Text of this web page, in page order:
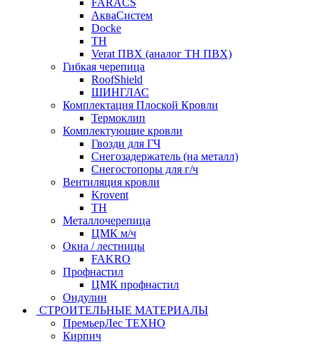
FARACS
АкваСистем
Docke
ТН
Verat ПВХ (аналог ТН ПВХ)
Гибкая черепица
RoofShield
ШИНГЛАС
Комплектация Плоской Кровли
Термоклип
Комплектующие кровли
Гвозди для ГЧ
Снегозадержатель (на металл)
Снегостопоры для г/ч
Вентиляция кровли
Krovent
ТН
Металлочерепица
ЦМК м/ч
Окна / лестницы
FAKRO
Профнастил
ЦМК профнастил
Ондулин
СТРОИТЕЛЬНЫЕ МАТЕРИАЛЫ
ПремьерЛес ТЕХНО
Кирпич